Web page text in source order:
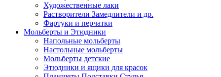
Художественные лаки
Растворители Замедлители и др.
Фартуки и перчатки
Мольберты и Этюдники
Напольные мольберты
Настольные мольберты
Мольберты детские
Этюдники и ящики для красок